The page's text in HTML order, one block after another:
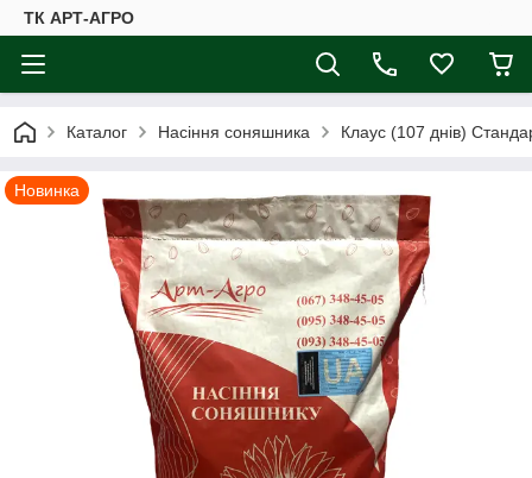
ТК АРТ-АГРО
Каталог Насіння соняшника Клаус (107 днів)
Новинка